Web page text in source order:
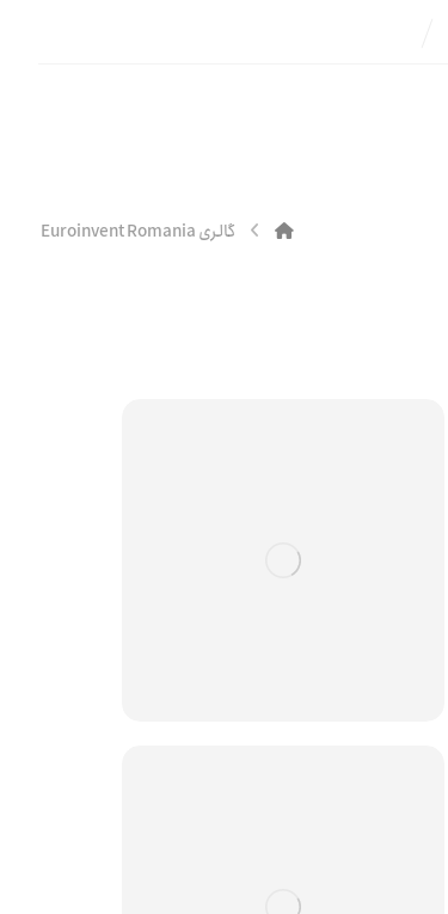
گالری Euroinvent Romania